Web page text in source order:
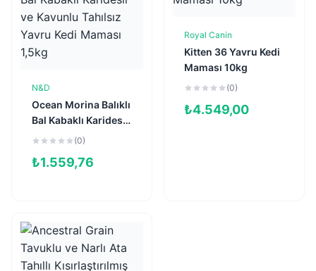
N&D
Ocean Morina Balıklı
Bal Kabaklı Karidesli
ve Kavunlu Tahılsız
1,5kg
(0)
₺1.559,76
Sepete Ekle
Royal Canin
Kitten 36 Yavru Kedi
Maması 10kg
(0)
₺4.549,00